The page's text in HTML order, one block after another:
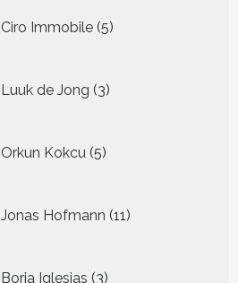
Ciro Immobile 5
producten
Luuk de Jong 3
producten
Orkun Kokcu 5
producten
Jonas Hofmann 11
producten
Borja Iglesias 3